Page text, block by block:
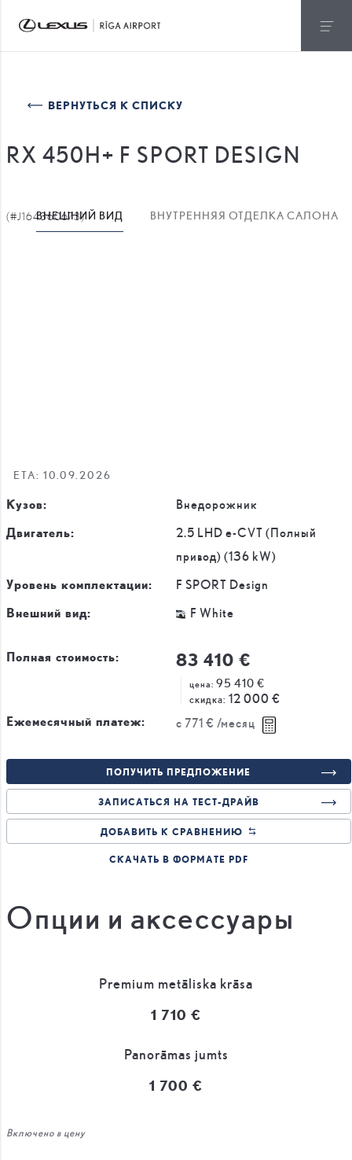
ВЕРНУТЬСЯ К СПИСКУ
RX 450H+ F SPORT DESIGN
(#J164360673)
ВНЕШНИЙ ВИД ВНУТРЕННЯЯ ОТДЕЛКА САЛОНА
ETA: 10.09.2026
Кузов:
Внедорожник
Двигатель:
2.5 LHD e-CVT (Полный
привод) (136 kW)
Уровень комплектации:
F SPORT Design
Внешний вид:
F White
Полная стоимость: 83 410 €
цена: 95 410 €
скидка: 12 000 €
Ежемесячный платеж:
с 771 € /месяц
ПОЛУЧИТЬ ПРЕДЛОЖЕНИЕ
ЗАПИСАТЬСЯ НА ТЕСТ-ДРАЙВ
ДОБАВИТЬ К СРАВНЕНИЮ
СКАЧАТЬ В ФОРМАТЕ PDF
Опции и аксессуары
Premium metāliska krāsa
1 710 €
Panorāmas jumts
1 700 €
Включено в цену